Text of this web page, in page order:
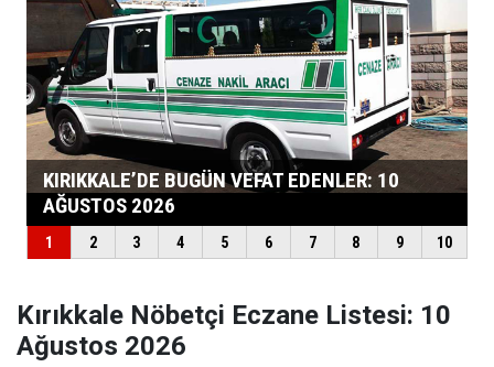
Kırıkkale Nöbetçi Eczane Listesi: 10
Ağustos 2026